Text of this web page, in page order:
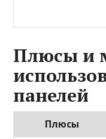
Плюсы и
панелей
Плюсы